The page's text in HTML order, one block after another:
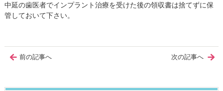
中延の歯医者でインプラント治療を受けた後の領収書は捨てずに保
管しておいて下さい。
前の記事へ 次の記事へ